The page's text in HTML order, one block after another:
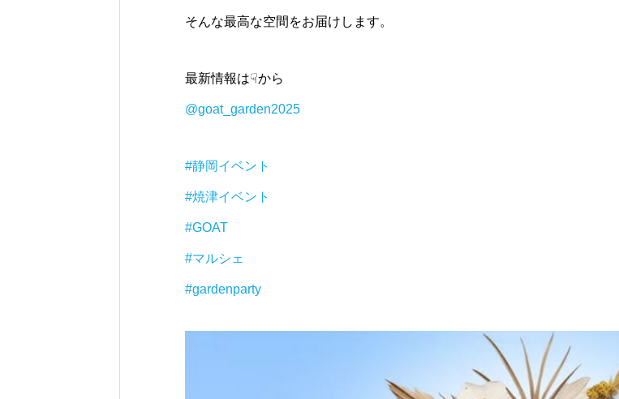
そんな最高な空間をお届けします。
最新情報は☟から
@goat_garden2025
#静岡イベント
#焼津イベント
#GOAT
#マルシェ
#gardenparty